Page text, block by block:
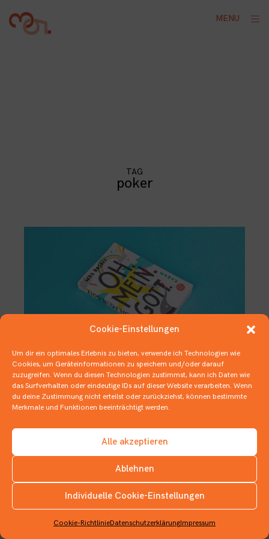
Cookie-Einstellungen
Um dir ein optimales Erlebnis zu bieten, verwende ich Technologien wie
Cookies, um Geräteinformationen zu speichern und/oder darauf
zuzugreifen. Wenn du diesen Technologien zustimmst, kann ich Daten wie
das Surfverhalten oder eindeutige IDs auf dieser Website verarbeiten. Wenn
du deine Zustimmung nicht erteilst oder zurückziehst, können bestimmte
Merkmale und Funktionen beeinträchtigt werden.
Alle akzeptieren
Ablehnen
Individuelle Cookie-Einstellungen
Cookie-RichtlinieDatenschutzerklärungImpressum
content
MENU
INSTAGRAM
TAG
poker
Würde Gott dieses Buch kaufen?
26. SEPTEMBER 2019 JUGENDBÜCHER